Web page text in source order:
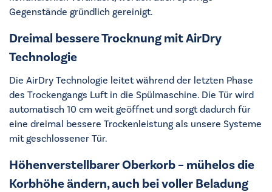
Gegenstände gründlich gereinigt.
Dreimal bessere Trocknung mit AirDry
Technologie
Die AirDry Technologie leitet während der letzten Phase
des Trockengangs Luft in die Spülmaschine. Die Tür wird
automatisch 10 cm weit geöffnet und sorgt dadurch für
eine dreimal bessere Trockenleistung als unsere Systeme
mit geschlossener Tür.
Höhenverstellbarer Oberkorb – mühelos die
Korbhöhe ändern, auch bei voller Beladung